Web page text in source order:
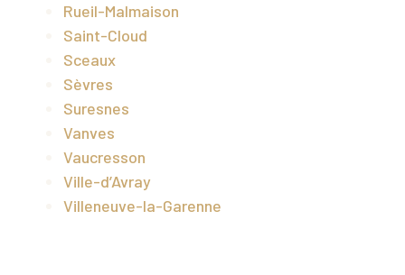
Rueil-Malmaison
Saint-Cloud
Sceaux
Sèvres
Suresnes
Vanves
Vaucresson
Ville-d’Avray
Villeneuve-la-Garenne